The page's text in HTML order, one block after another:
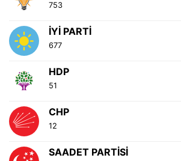
753
İYI PARTI
677
HDP
51
CHP
12
SAADET PARTISI